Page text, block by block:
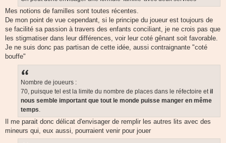
e
Mes notions de familles sont toutes récentes.
De mon point de vue cependant, si le principe du joueur est toujours de
se facilité sa passion à travers des enfants conciliant, je ne crois pas que
les stigmatiser dans leur différences, voir leur coté gênant soit favorable.
Je ne suis donc pas partisan de cette idée, aussi contraignante "coté
bouffe"
Nombre de joueurs :
70, puisque tel est la limite du nombre de places dans le réfectoire et il
nous semble important que tout le monde puisse manger en même
temps
Il me parait donc délicat d'envisager de remplir les autres lits avec des
mineurs qui, eux aussi, pourraient venir pour jouer